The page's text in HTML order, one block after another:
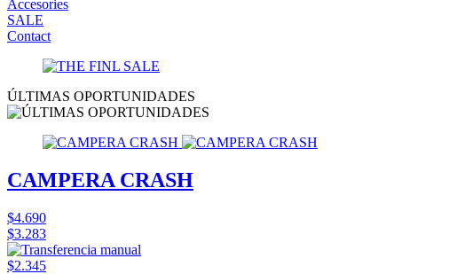
Accesories
SALE
Contact
ÚLTIMAS OPORTUNIDADES
CAMPERA CRASH
$4.690
$3.283
$2.345